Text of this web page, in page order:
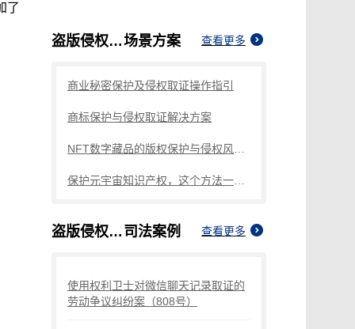
了
盗版侵权如何取证处罚场景方案 查看更多
商业秘密保护及侵权取证操作指引
商标保护与侵权取证解决方案
盗版侵权如何取证处罚 司法案例 查看更多
使用权利卫士对微信聊天记录取证的
劳动争议纠纷案（808号）